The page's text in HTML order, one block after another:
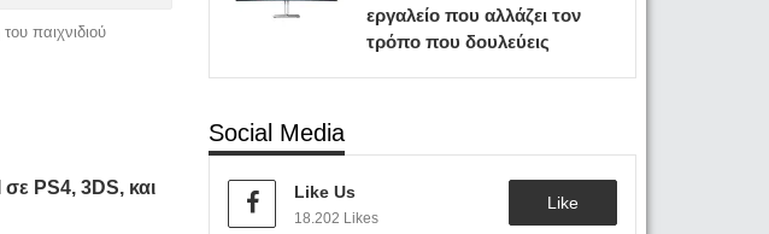
παιχνιδιού
PS4, 3DS, και
εργαλείο που αλλάζει τον
τρόπο που δουλεύεις
Social Media
Like Us
18.202 Likes
Like